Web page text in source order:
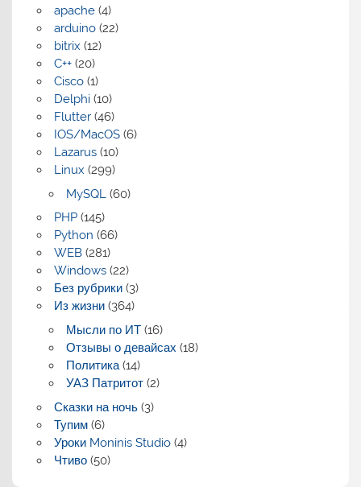
apache(4)
arduino(22)
bitrix (12)
C++(20)
Cisco(1)
Delphi(10)
Flutter(46)
IOS/MacOS(6)
Lazarus(10)
Linux (299)
MySQL(60)
PHP(145)
Python (66)
WEB(281)
Windows(22)
Без рубрики(3)
Из жизни(364)
Мысли по ИТ(16)
Отзывы о девайсах (18)
Политика(14)
УАЗ Патритот(2)
Сказки на ночь(3)
Тупим(6)
Уроки Moninis Studio(4)
Чтиво(50)